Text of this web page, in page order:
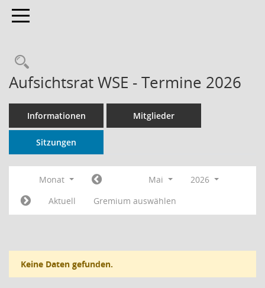
Toggle navigation
Rechercheauswahl
Aufsichtsrat WSE - Termine 2026
Informationen Mitglieder
Sitzungen
Monat Mai
2026
Aktuell
Gremium auswählen
Keine Daten gefunden.